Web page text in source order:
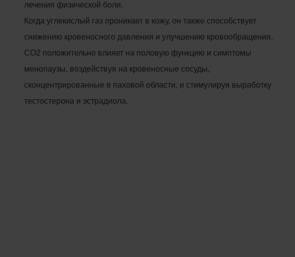
лечения физической боли.
Когда углекислый газ проникает в кожу, он также способствует
снижению кровеносного давления и улучшению кровообращения.
CO2 положительно влияет на половую функцию и симптомы
менопаузы, воздействуя на кровеносные сосуды,
сконцентрированные в паховой области, и стимулируя выработку
тестостерона и эстрадиола.